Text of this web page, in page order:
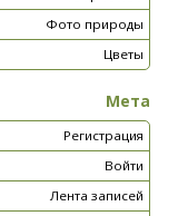
Фото природы
Цветы
Мета
Регистрация
Войти
Лента записей